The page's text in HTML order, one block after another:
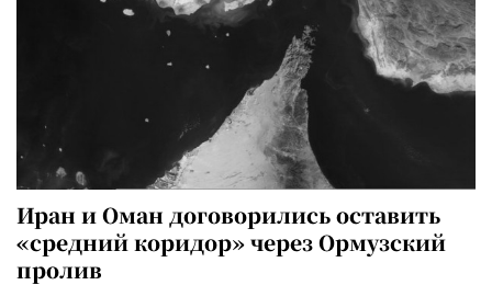
Иран и Оман договорились оставить
«средний коридор» через Ормузский
пролив